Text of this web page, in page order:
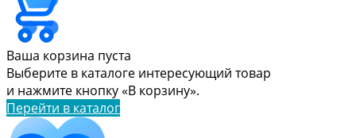
Ваша корзина пуста
Выберите в каталоге интересующий товар
и нажмите кнопку «В корзину».
Перейти в каталог